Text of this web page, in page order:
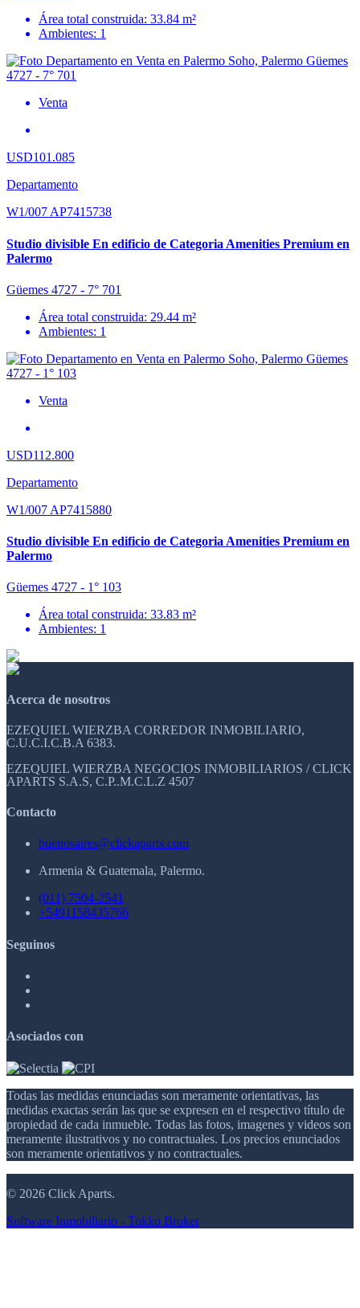
Área total construida: 33.84 m²
Ambientes: 1
Venta
USD101.085
Departamento
W1/007 AP7415738
Studio divisible En edificio de Categoria Amenities Premium en
Palermo
Güemes 4727 - 7° 701
Área total construida: 29.44 m²
Ambientes: 1
Venta
USD112.800
Departamento
W1/007 AP7415880
Studio divisible En edificio de Categoria Amenities Premium en
Palermo
Güemes 4727 - 1° 103
Área total construida: 33.83 m²
Ambientes: 1
Acerca de nosotros
EZEQUIEL WIERZBA CORREDOR INMOBILIARIO,
C.U.C.I.C.B.A 6383.
EZEQUIEL WIERZBA NEGOCIOS INMOBILIARIOS / CLICK
APARTS S.A.S, C.P..M.C.L.Z 4507
Contacto
buenosaires@clickaparts.com
Armenia & Guatemala, Palermo.
(011) 7504-2541
+5491158435766
Seguinos
Asociados con
Todas las medidas enunciadas son meramente orientativas, las
medidas exactas serán las que se expresen en el respectivo título de
propiedad de cada inmueble. Todas las fotos, imagenes y videos son
meramente ilustrativos y no contractuales. Los precios enunciados
son meramente orientativos y no contractuales.
© 2026 Click Aparts.
Software Inmobiliario - Tokko Broker